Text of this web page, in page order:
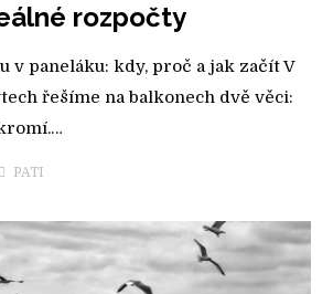
rozpočty
v paneláku: kdy, proč a jak začít V
řešíme na balkonech dvě věci:
PATI